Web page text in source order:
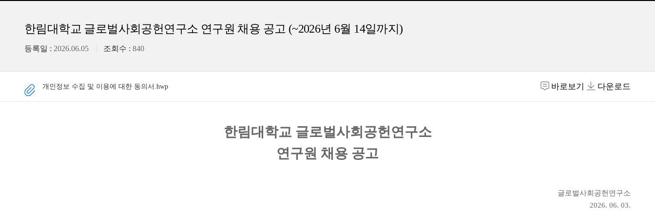
한림대학교 글로벌사회공헌연구소 연구원 채용 공고 (~2026년 6월 14일까지)
등록일 : 2026.06.05 조회수 : 840
개인정보 수집 및 이용에 대한 동의서.hwp 바로보기 다운로드
한림대학교 글로벌사회공헌연구소
연구원 채용 공고
글로벌사회공헌연구소
2026. 06. 03.